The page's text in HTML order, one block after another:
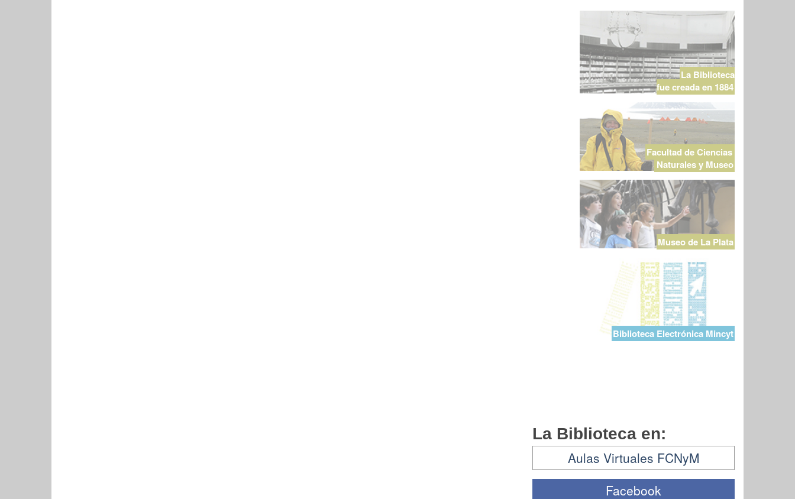
La Biblioteca
fue creada en 1884
Facultad de Ciencias
Naturales y Museo
Museo de La Plata
Biblioteca Electrónica Mincyt
La Biblioteca en:
Aulas Virtuales FCNyM
Facebook